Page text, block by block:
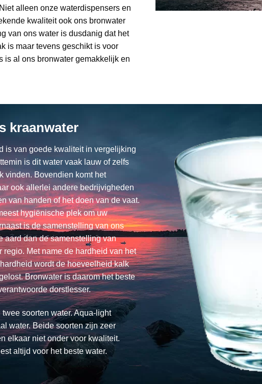
alleen onze waterdispensers en
kwaliteit ook ons bronwater
van ons water is dusdanig dat het
is maar tevens geschikt is voor
is al ons bronwater gemakkelijk en
kraanwater
is van goede kwaliteit in vergelijking
is dit water vaak lauw of zelfs
vinden. Bovendien komt het
ook allerlei andere bedrijvigheden
van handen of het doen van de vaat.
hygiënische plek om uw
is de samenstelling van ons
aard dan de samenstelling van
regio. Met name de hardheid van het
wordt de hoeveelheid kalk
Bronwater is daarom het beste
dorstlesser.
soorten water. Aqua-light
water. Beide soorten zijn zeer
elkaar niet onder voor kwaliteit.
altijd voor het beste water.